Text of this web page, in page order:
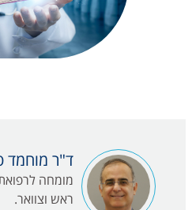
ד"ר מוחמד
מומחה לרפואת
ראש וצוואר.